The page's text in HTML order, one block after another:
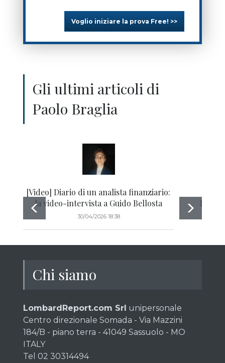
Voglio iniziare la prova Free! >>
Gli ultimi articoli di
Paolo Braglia
[Video] Diario di un analista finanziario:
la video-intervista a Guido Bellosta
30/04/2026 18:38
Chi siamo
LombardReport.com Srl unipersonale
Centro direzionale Somada - Via Mazzini
184/B - piano terra - 41049 Sassuolo - MO
ITALY
Tel 02 30314494